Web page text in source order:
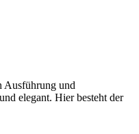
Ausführung und
elegant. Hier besteht der